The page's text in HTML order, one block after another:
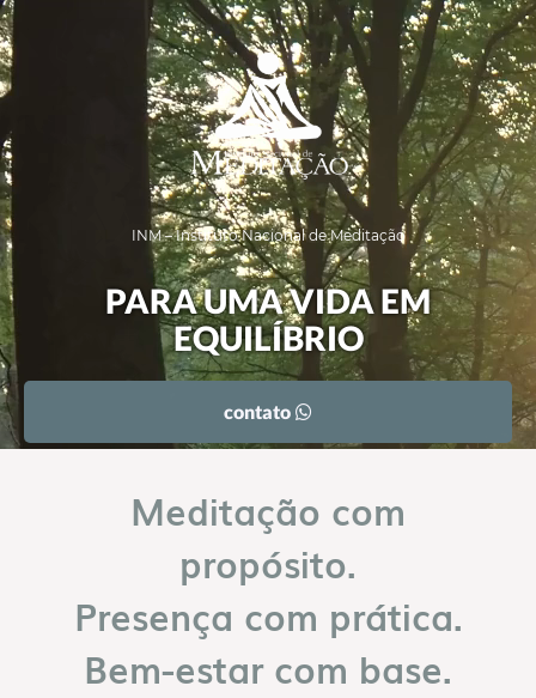
INM – Instituto Nacional de Meditação
PARA UMA VIDA EM
EQUILÍBRIO
contato
Meditação com
propósito.
Presença com prática.
Bem-estar com base.